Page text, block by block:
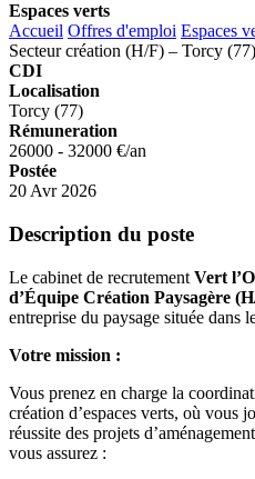
Espaces verts
Accueil Offres d'emploi Espaces
Secteur création (H/F) – Torcy (77)
CDI
Localisation
Torcy (77)
Rémuneration
26000 - 32000 €/an
Postée
20 Avr 2026
Description du poste
Le cabinet de recrutement Vert
d’Équipe Création Paysagère
entreprise du paysage située dans
Votre mission :
Vous prenez en charge la
création d’espaces verts, où vous
réussite des projets
vous assurez :